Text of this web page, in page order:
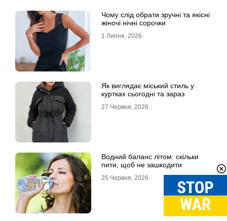
Чому слід обрати зручні та якісні
жіночі нічні сорочки
1 Липня, 2026
Як виглядає міський стиль у
куртках сьогодні та зараз
27 Червня, 2026
Водний баланс літом: скільки
пити, щоб не зашкодити
25 Червня, 2026